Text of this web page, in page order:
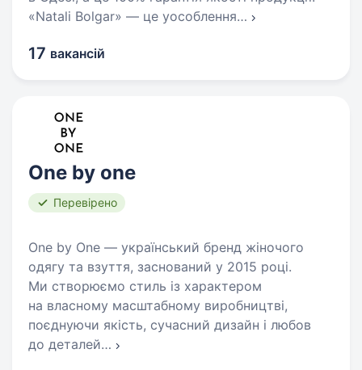
«Natali Bolgar» — це уособлення…
17 вакансій
One by one
Перевірено
One by One — український бренд жіночого
одягу та взуття, заснований у 2015 році.
Ми створюємо стиль із характером
на власному масштабному виробництві,
поєднуючи якість, сучасний дизайн і любов
до деталей…